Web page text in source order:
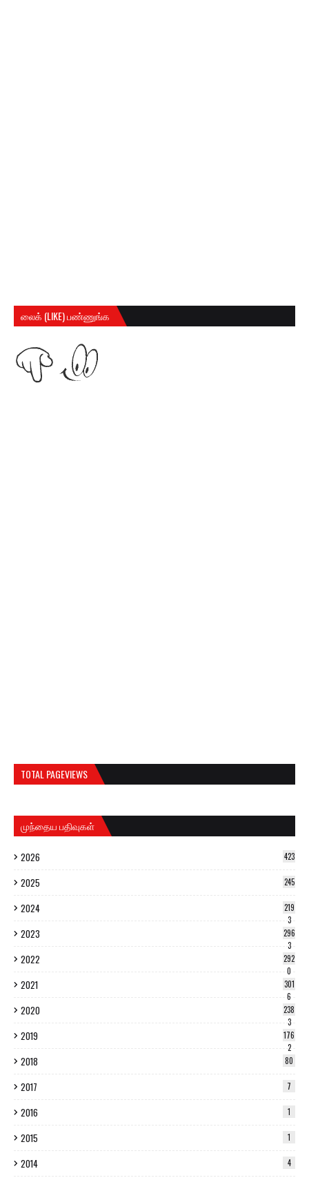
லைக் (LIKE) பண்ணுங்க
TOTAL PAGEVIEWS
முந்தைய பதிவுகள்
2026 423
2025 245
2024
219
3
2023
296
3
2022
292
0
2021
301
6
2020
238
3
2019
176
2
2018 80
2017 7
2016 1
2015 1
2014 4